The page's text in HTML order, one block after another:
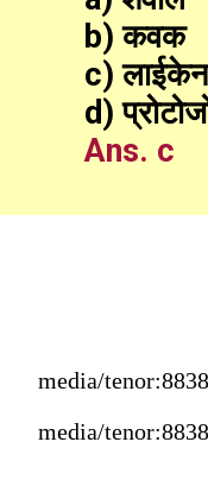
b) कवक
c) लाईकेन
d)
Ans. c
media/
media/